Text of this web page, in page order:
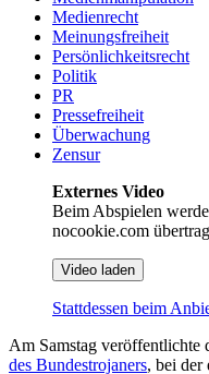
Medienrecht
Meinungsfreiheit
Persönlichkeitsrecht
Politik
PR
Pressefreiheit
Überwachung
Zensur
Externes Video
Beim Abspielen
nocookie.com
Video laden
Stattdessen beim
Am Samstag veröffentlichte
des Bundestrojaners, bei der